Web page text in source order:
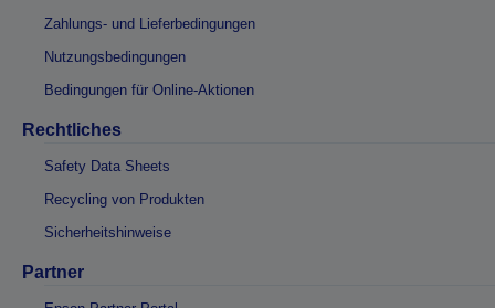
Zahlungs- und Lieferbedingungen
Nutzungsbedingungen
Bedingungen für Online-Aktionen
Rechtliches
Safety Data Sheets
Recycling von Produkten
Sicherheitshinweise
Partner